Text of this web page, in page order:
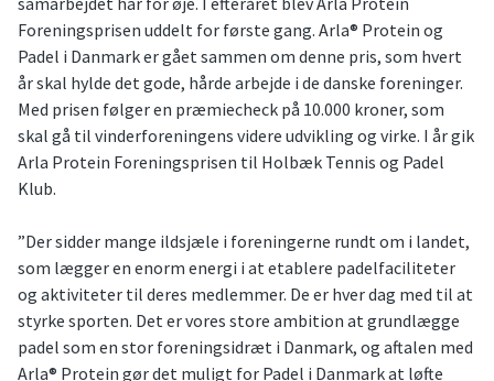
Foreningsprisen uddelt for første gang. Arla® Protein og
Padel i Danmark er gået sammen om denne pris, som hvert
år skal hylde det gode, hårde arbejde i de danske foreninger.
Med prisen følger en præmiecheck på 10.000 kroner, som
skal gå til vinderforeningens videre udvikling og virke. I år gik
Arla Protein Foreningsprisen til Holbæk Tennis og Padel
Klub.
”Der sidder mange ildsjæle i foreningerne rundt om i landet,
som lægger en enorm energi i at etablere padelfaciliteter
og aktiviteter til deres medlemmer. De er hver dag med til at
styrke sporten. Det er vores store ambition at grundlægge
padel som en stor foreningsidræt i Danmark, og aftalen med
Arla® Protein gør det muligt for Padel i Danmark at løfte